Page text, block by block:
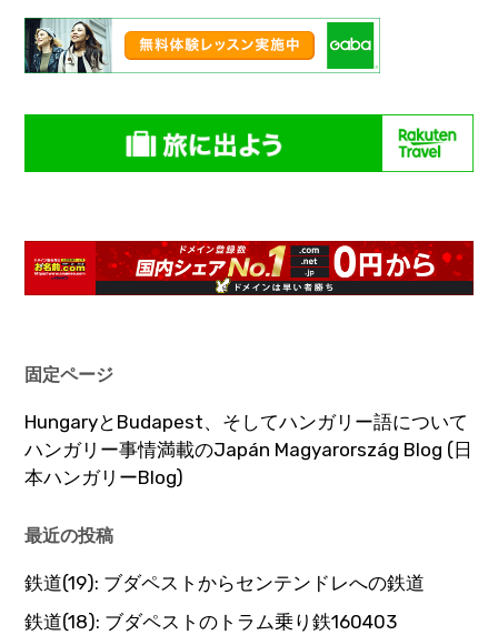
固定ページ
HungaryとBudapest、そしてハンガリー語について
ハンガリー事情満載のJapán Magyarország Blog (日
本ハンガリーBlog)
最近の投稿
鉄道(19): ブダペストからセンテンドレへの鉄道
鉄道(18): ブダペストのトラム乗り鉄160403